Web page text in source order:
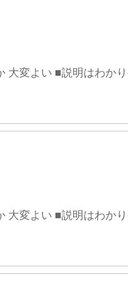
大変よい ■説明はわか
大変よい ■説明はわか